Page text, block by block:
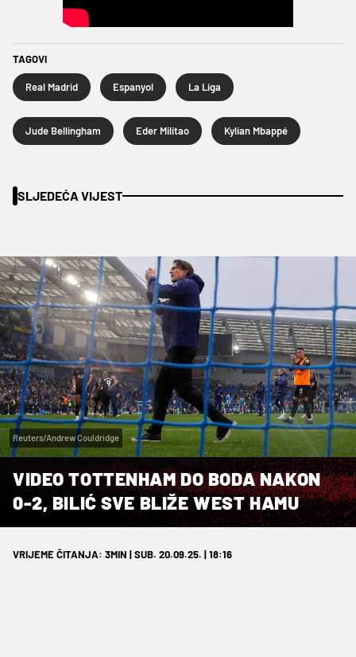
TAGOVI
Real Madrid Espanyol La Liga
Jude Bellingham Eder Militao Kylian Mbappé
SLJEDEĆA VIJEST
Reuters/Andrew Couldridge
VIDEO TOTTENHAM DO BODA NAKON
0-2, BILIĆ SVE BLIŽE WEST HAMU
VRIJEME ČITANJA: 3MIN | SUB. 20.09.25. | 18:16